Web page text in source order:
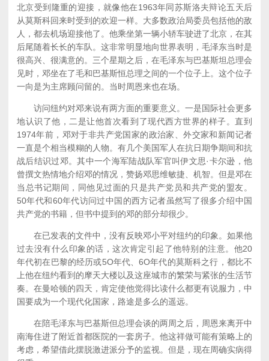
北京受到隆重的迎接，就像他在1963年同苏斯洛夫辩论五天后
从莫斯科回来时受到的欢迎一样。大多数政治局委员包括他的敌
人，都去机场迎接他了。他乘坐第一辆小轿车驶进了北京，在其
后尾随着长长的车队。这非常明显地向世界表明，毛泽东当时是
很高兴、很满意的。三个星期之后，在毛泽东与巴基斯坦总理会
见时，邓坐在了毛和巴基斯恒总理之间的一个位子上。这个位子
一向是为主席顾问留的。当时周恩来也在场。
访问纽约对邓来说有两方面的重要意义。一是国际社会更多
地认识了他，二是让他首次看到了现代西方世界的样子。直到
1974年前，邓对于非共产党国家的政治家、外交家和新闻记者
一直是个相当模糊的人物。有几个美国军人在抗日期争期间和抗
战后结识过邓。其中一个海军陆战队军官叫伊文思·卡尔逊，他
曾撰文热情地介绍邓的情况，赞扬邓思维敏捷、机智。但是邓在
当总书记期间，同他见过面的只是共产党员和共产党的盟友。
50年代和60年代访问过中国的西方记者虽然写了很多介绍中国
共产党的书籍，但书中提到的邓的部分却很少。
在已发表的文件中，没有反映邓小平对纽约的印象。如果他
过去没有什么印象的话，这次肯定引起了他特别的注意。他20
年代初在巴黎的经历或5O年代、6O年代的莫斯科之行，都比不
上他在纽约看到的摩天大楼以及这座城市的繁荣与紧张的生活节
奏。在曼哈顿的四天，肯定使他觉得比读什么都更有说服力，中
国要成为一个现代化国家，路途是多么的遥远。
在陪毛泽东与巴基斯但总理会谈的两周之后，周恩来离开中
南海住进了附近首都医院的一套房子。他这祥做可能有策略上的
考虑，希望借此摆脱激进派分予的监视。但是，现在周确实病得